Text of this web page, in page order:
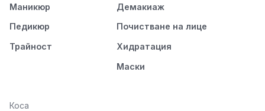
Маникюр
Педикюр
Трайност
Демакиаж
Почистване на лице
Хидратация
Маски
Коса